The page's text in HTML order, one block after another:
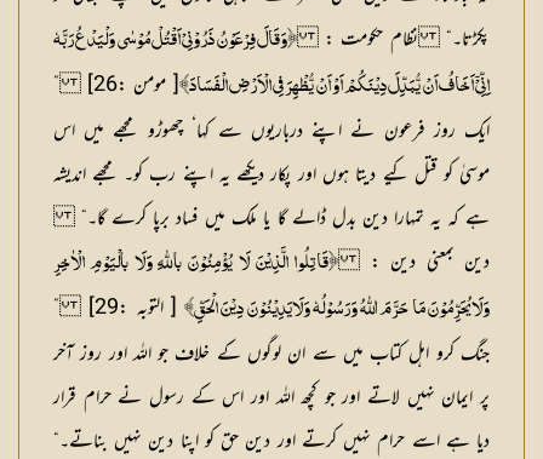
پکڑتا۔“ نظام حکومت :﴿وَقَالَ فِرْعَوْنُ ذَرُوْنِیْ اَقْتُلْ مُوْسٰی وَلْیَدْعُ رَبَّہٗ
اِنِّیْٓ اَخَافُ اَنْ یُّبَدِّلَ دِیْنَکُمْ اَوْ اَنْ یُّظْھِرَ فِی الْاَرْضِ الْفَسَادَ﴾
[ مومن :26] ”
ایک روز فرعون نے اپنے درباریوں سے کہا‘ چھوڑو مجھے میں اس
موسیٰ کو قتل کیے دیتا ہوں اور پکار دیکھے یہ اپنے رب کو۔ مجھے اندیشہ
ہے کہ یہ تمہارا دین بدل ڈالے گا یا ملک میں فساد برپا کرے گا۔“
دین بمعنی دین :
﴿قَاتِلُوا الَّذِیْنَ لَا یُؤْمِنُوْنَ باللّٰہِ وَلَا بالْیَوْمِ الْاٰخِرِ
وَلَایُحَرِّمُوْنَ مَا حَرَّمَ اللّٰہُ وَرَسُوْلُہٗ وَلَایَدِیْنُوْنَ دِیْنَ الْحَقِّ﴾
[ التوبہ :29] ”
جنگ کرو اہل کتاب میں سے ان لوگوں کے خلاف جو اللہ اور روز آخر
پر ایمان نہیں لاتے اور جو کچھ اللہ اور اس کے رسول نے حرام قرار
دیا ہے اسے حرام نہیں کرتے اور دین حق کو اپنا دین نہیں بناتے۔“